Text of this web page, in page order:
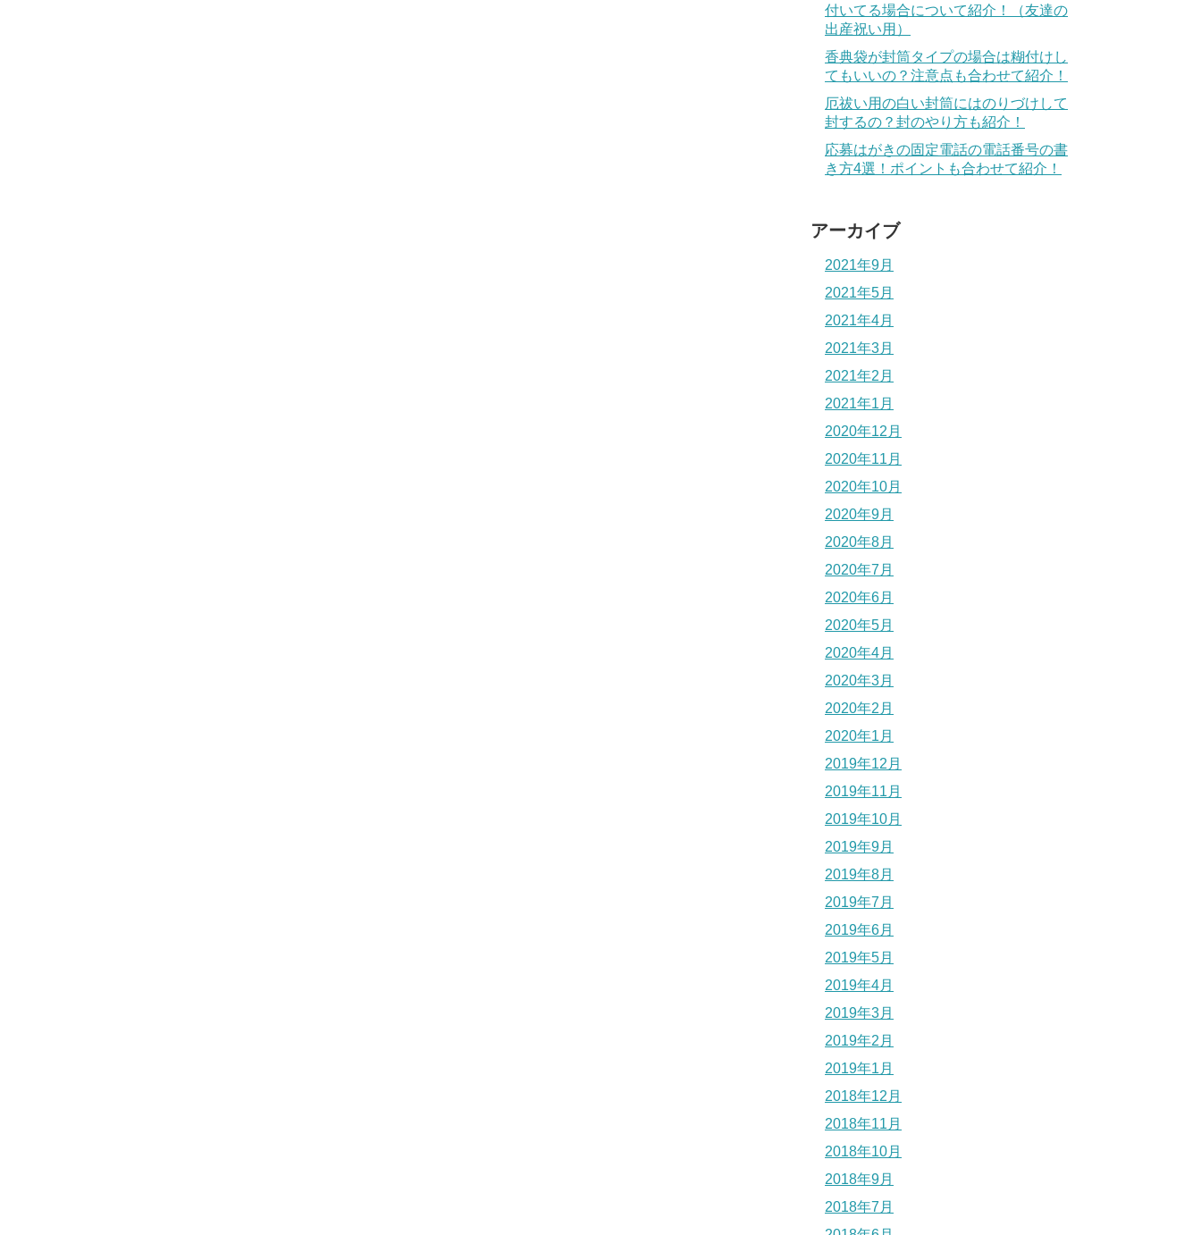
付いてる場合について紹介！（友達の
出産祝い用）
香典袋が封筒タイプの場合は糊付けし
てもいいの？注意点も合わせて紹介！
厄祓い用の白い封筒にはのりづけして
封するの？封のやり方も紹介！
応募はがきの固定電話の電話番号の書
き方4選！ポイントも合わせて紹介！
アーカイブ
2021年9月
2021年5月
2021年4月
2021年3月
2021年2月
2021年1月
2020年12月
2020年11月
2020年10月
2020年9月
2020年8月
2020年7月
2020年6月
2020年5月
2020年4月
2020年3月
2020年2月
2020年1月
2019年12月
2019年11月
2019年10月
2019年9月
2019年8月
2019年7月
2019年6月
2019年5月
2019年4月
2019年3月
2019年2月
2019年1月
2018年12月
2018年11月
2018年10月
2018年9月
2018年7月